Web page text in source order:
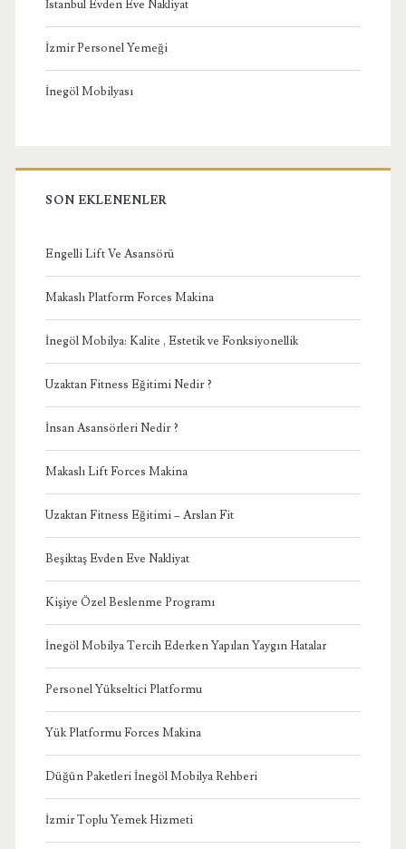
İstanbul Evden Eve Nakliyat
İzmir Personel Yemeği
İnegöl Mobilyası
SON EKLENENLER
Engelli Lift Ve Asansörü
Makaslı Platform Forces Makina
İnegöl Mobilya: Kalite , Estetik ve Fonksiyonellik
Uzaktan Fitness Eğitimi Nedir ?
İnsan Asansörleri Nedir ?
Makaslı Lift Forces Makina
Uzaktan Fitness Eğitimi – Arslan Fit
Beşiktaş Evden Eve Nakliyat
Kişiye Özel Beslenme Programı
İnegöl Mobilya Tercih Ederken Yapılan Yaygın Hatalar
Personel Yükseltici Platformu
Yük Platformu Forces Makina
Düğün Paketleri İnegöl Mobilya Rehberi
İzmir Toplu Yemek Hizmeti